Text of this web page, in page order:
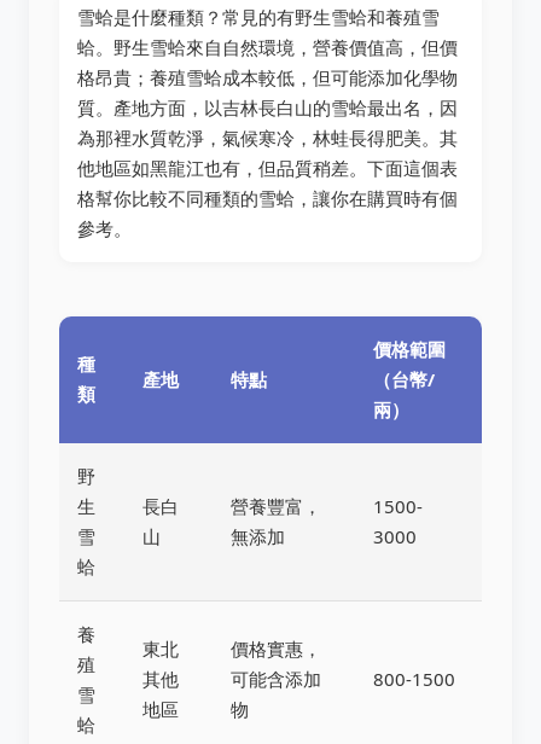
雪蛤是什麼種類？常見的有野生雪蛤和養殖雪
蛤。野生雪蛤來自自然環境，營養價值高，但價
格昂貴；養殖雪蛤成本較低，但可能添加化學物
質。產地方面，以吉林長白山的雪蛤最出名，因
為那裡水質乾淨，氣候寒冷，林蛙長得肥美。其
他地區如黑龍江也有，但品質稍差。下面這個表
格幫你比較不同種類的雪蛤，讓你在購買時有個
參考。
種
類
產地 特點
價格範圍
（台幣/
兩）
野
生
雪
蛤
長白
山
營養豐富，
無添加
1500-
3000
養
殖
雪
蛤
東北
其他
地區
價格實惠，
可能含添加
物
800-1500